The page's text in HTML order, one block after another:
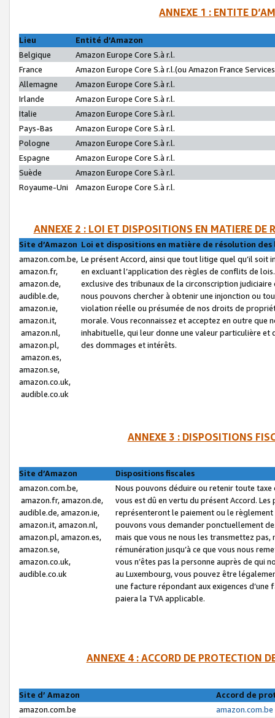
ANNEXE 1 : ENTITE
Lieu
Entité d’Amazon
Belgique
Amazon Europe Core S.à r.l.
France
Amazon Europe Core S.à r.l.(ou Amazon France
Allemagne
Amazon Europe Core S.à r.l.
Irlande
Amazon Europe Core S.à r.l.
Italie
Amazon Europe Core S.à r.l.
Pays-Bas
Amazon Europe Core S.à r.l.
Pologne
Amazon Europe Core S.à r.l.
Espagne
Amazon Europe Core S.à r.l.
Suède
Amazon Europe Core S.à r.l.
Royaume-Uni
Amazon Europe Core S.à r.l.
ANNEXE 2 : LOI ET DISPOSITIONS EN MATIERE DE
Site d’Amazon Loi et dispositions en matière de résolution
amazon.com.be,
amazon.fr,
amazon.de,
audible.de,
amazon.ie,
amazon.it,
amazon.nl,
amazon.pl,
amazon.es,
amazon.se,
amazon.co.uk,
audible.co.uk
Le présent Accord, ainsi que tout litige quel qu’il soit
en excluant l’application des règles de conflits de
exclusive des tribunaux de la circonscription
nous pouvons chercher à obtenir une injonction ou
violation réelle ou présumée de nos droits de
morale. Vous reconnaissez et acceptez en outre que
inhabituelle, qui leur donne une valeur particulière
des dommages et intérêts.
ANNEXE 3 : DISPOSITIONS
Site d’Amazon
Dispositions fiscales
amazon.com.be,
amazon.fr, amazon.de,
audible.de, amazon.ie,
amazon.it, amazon.nl,
amazon.pl, amazon.es,
amazon.se,
amazon.co.uk,
audible.co.uk
Nous pouvons déduire ou retenir toute
vous est dû en vertu du présent Accord.
représenteront le paiement ou le
pouvons vous demander ponctuellement
mais que vous ne nous les transmettez
rémunération jusqu’à ce que vous nous
vous n’êtes pas la personne auprès de qui
au Luxembourg, vous pouvez être
une facture répondant aux exigences
paiera la TVA applicable.
ANNEXE 4 : ACCORD DE PROTECTION
Site d’ Amazon
Accord de
amazon.com.be